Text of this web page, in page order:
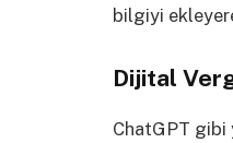
bilgiyi
Dijital
ChatGPT gibi